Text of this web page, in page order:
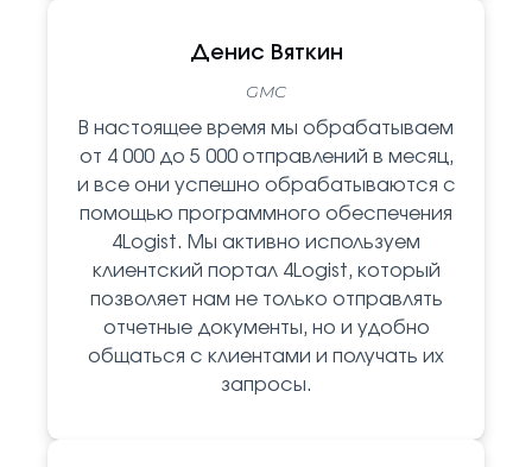
Денис Вяткин
GMC
В настоящее время мы обрабатываем
от 4 000 до 5 000 отправлений в месяц,
и все они успешно обрабатываются с
помощью программного обеспечения
4Logist. Мы активно используем
клиентский портал 4Logist, который
позволяет нам не только отправлять
отчетные документы, но и удобно
общаться с клиентами и получать их
запросы.